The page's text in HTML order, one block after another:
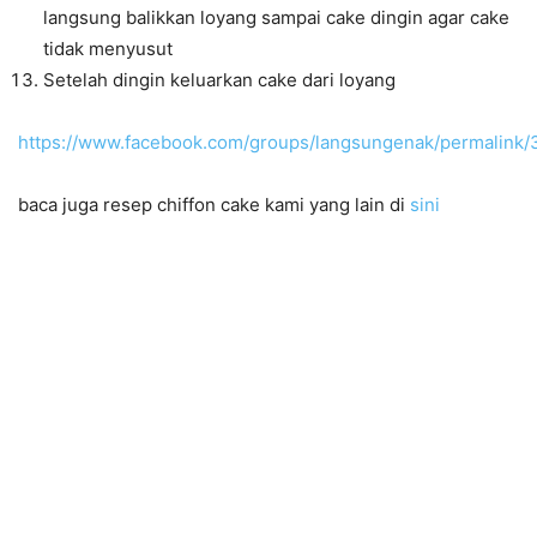
langsung balikkan loyang sampai cake dingin agar cake
tidak menyusut
Setelah dingin keluarkan cake dari loyang
https://www.facebook.com/groups/langsungenak/
baca juga resep chiffon cake kami yang lain di sini